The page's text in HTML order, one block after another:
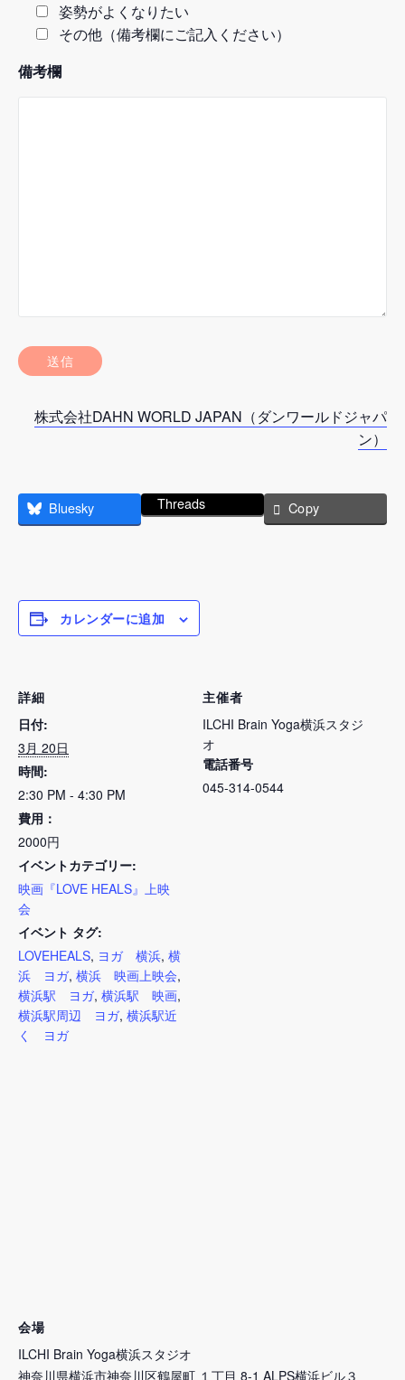
姿勢がよくなりたい
その他（備考欄にご記入ください）
備考欄
株式会社DAHN WORLD JAPAN（ダンワールドジャパ
ン）
Bluesky Threads Copy
カレンダーに追加
詳細
日付:
3月 20日
時間:
2:30 PM - 4:30 PM
費用：
2000円
イベントカテゴリー:
映画『LOVE HEALS』上映
会
イベント タグ:
LOVEHEALS, ヨガ 横浜, 横
浜 ヨガ, 横浜 映画上映会,
横浜駅 ヨガ, 横浜駅 映画,
横浜駅周辺 ヨガ, 横浜駅近
く ヨガ
主催者
ILCHI Brain Yoga横浜スタジ
オ
電話番号
045-314-0544
会場
ILCHI Brain Yoga横浜スタジオ
神奈川県横浜市神奈川区鶴屋町 １丁目 8-1 ALPS横浜ビル３